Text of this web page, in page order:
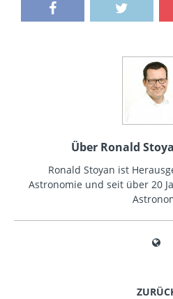
Über Ronald
Ronald Stoyan ist
Astronomie und seit über 20